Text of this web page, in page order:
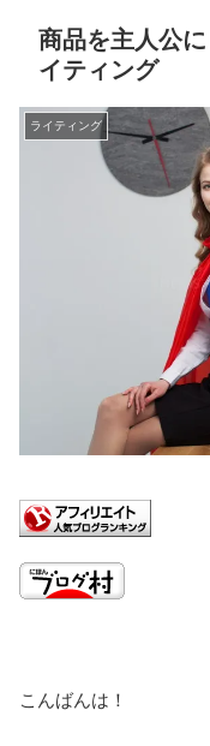
商品を主人公
イティング
ライティング
こんばんは！